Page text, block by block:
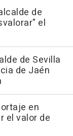
de
el
de Sevilla
de Jaén
en
el valor de